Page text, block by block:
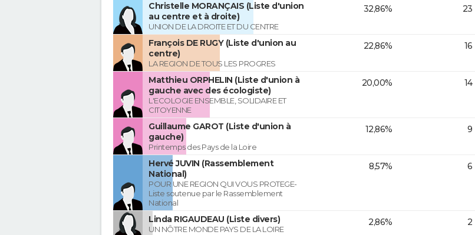
Christelle MORANÇAIS (Liste d'union
au centre et à droite)
UNION DE LA DROITE ET DU CENTRE
32,86% 23
François DE RUGY (Liste d'union au
centre)
LA REGION DE TOUS LES PROGRES
22,86% 16
Matthieu ORPHELIN (Liste d'union à
gauche avec des écologiste)
L'ECOLOGIE ENSEMBLE, SOLIDAIRE ET
CITOYENNE
20,00% 14
Guillaume GAROT (Liste d'union à
gauche)
Printemps des Pays de la Loire
12,86% 9
Hervé JUVIN (Rassemblement
National)
POUR UNE REGION QUI VOUS PROTEGE-
Liste soutenue par le Rassemblement
National
8,57% 6
Linda RIGAUDEAU (Liste divers)
UN NÔTRE MONDE PAYS DE LA LOIRE
2,86% 2